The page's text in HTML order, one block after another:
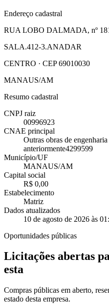
Endereço cadastral
RUA LOBO DALMADA, nº
SALA.412-3.ANADAR
CENTRO · CEP 69010030
MANAUS/AM
Resumo cadastral
CNPJ raiz
00996923
CNAE principal
Outras obras de
anteriormente4299599
Município/UF
MANAUS/AM
Capital social
R$ 0,00
Estabelecimento
Matriz
Dados atualizados
10 de agosto de 2026 às
Oportunidades públicas
Licitações abertas
esta
Compras públicas em aberto,
estado desta empresa.